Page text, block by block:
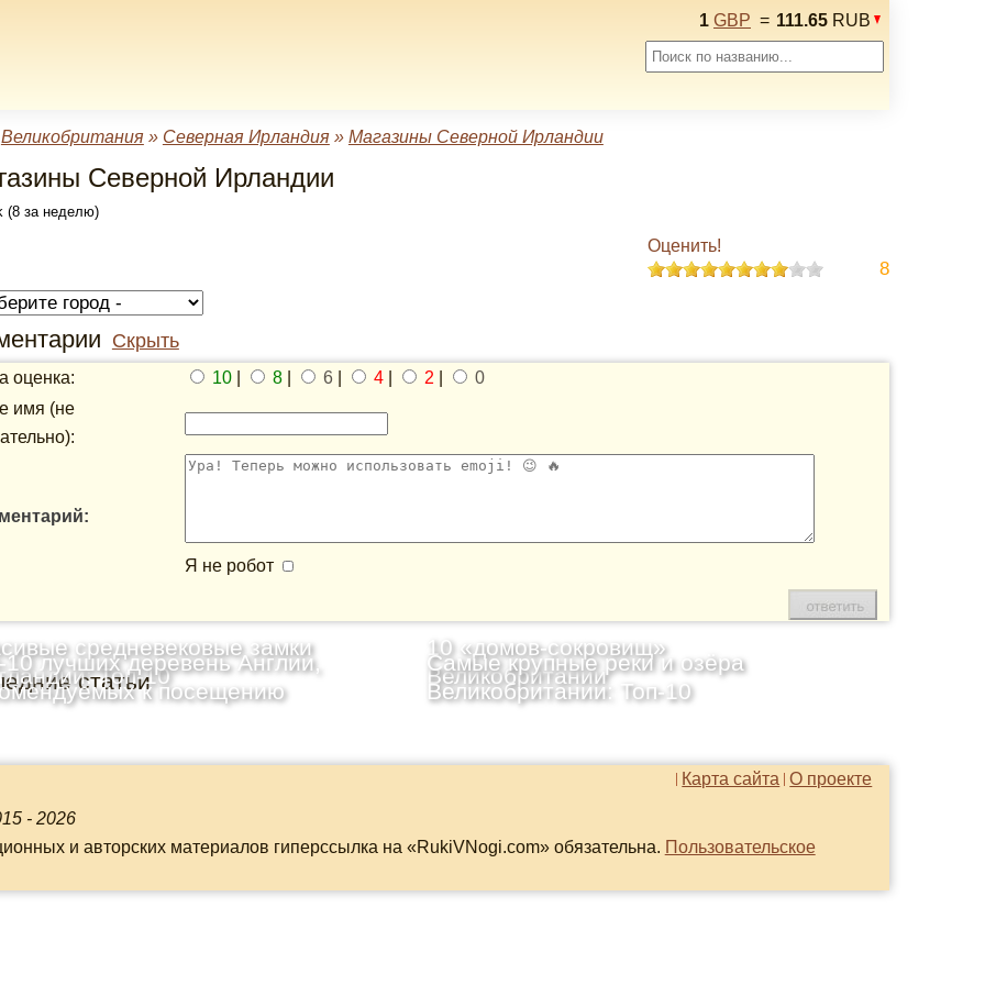
1 GBP = 111.65 RUB
Великобритания» Северная Ирландия» Магазины Северной Ирландии
Северной Ирландии
(8 за неделю)
Оценить!
8
Скрыть
оценка: 10| 8| 6| 4| 2
0
имя (не
Я не робот
статьи
средневековые замки
Топ-10
10 «домов-сокровищ»
Великобритании
10 лучших деревень Англии,
к посещению
Самые крупные реки и озёра
Великобритании: Топ-10
О проекте
Карта сайта
- 2026
и авторских материалов гиперссылка на «RukiVNogi.com» обязательна. Пользовательское